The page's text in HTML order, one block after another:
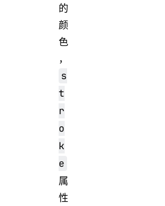
的
颜
色
，
s
t
r
o
k
e
属
性